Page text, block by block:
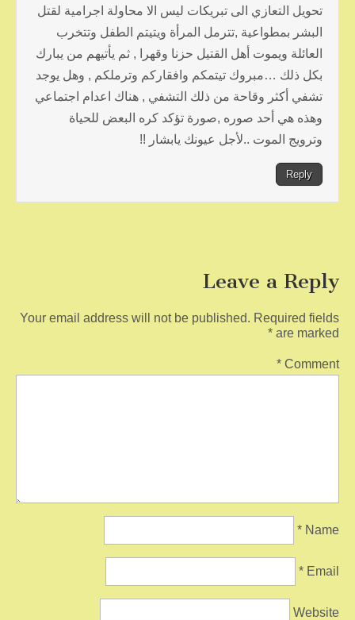
تحويل التعازي الى تبريكات ليس الا محاولة اجرامية لقتل
البشر بمطواعية ,تترمل المرأة ويتيتم الطفل وتتخرب
العائلة ويموت أهل القتيل حزنا وقهرا , ثم يأتيهم من يبارك
بكل ذلك …مبروك تيتمكم وافقاركم وترملكم , وهل يوجد
تشفي أكثر وقاحة من ذلك التشفي , هناك اعدام اجتماعي
وهذه هي أحد صوره ,صورة تؤكد كره البعض للحياة
وترويج الموت ..لأجل عيونك يابشار !!
Reply
Leave a Reply
Your email address will not be published. Required fields
are marked
*
Comment
*
Name
*
Email
*
Website